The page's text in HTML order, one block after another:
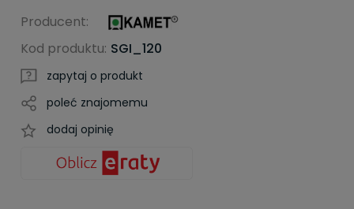
Producent:
Kod produktu: SGI_120
zapytaj o produkt
poleć znajomemu
dodaj opinię